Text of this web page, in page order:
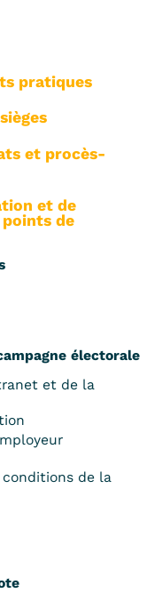
pratiques
et procès-
et de
de
électorale
et de la
de la